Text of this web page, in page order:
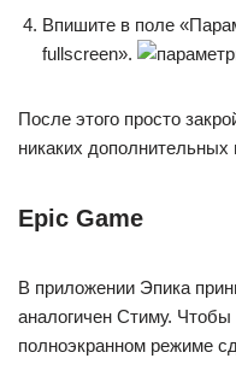
Впишите в поле
fullscreen».
После этого просто
никаких
Epic Game
В приложении Эпика
аналогичен Стиму. Чтобы
полноэкранном режиме